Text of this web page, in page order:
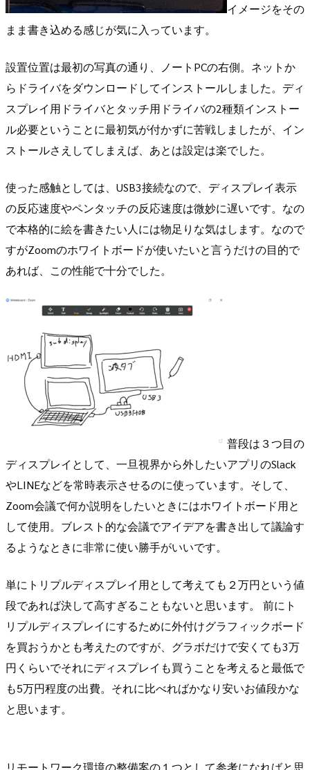
イメージをその
まま書き込める感じが気に入っています。
設置位置は最初の写真の通り、ノートPCの右側。ネットか
らドライバをダウンロードしてインストールしました。ディ
スプレイ用ドライバとタッチ用ドライバの2種類インストー
ル必要ということに最初気が付かずに苦戦しましたが、イン
ストールさえしてしまえば、あとは設定は楽でした。
使った感触としては、USB3接続なので、ディスプレイ表示
の反応速度やペンタッチの反応速度は微妙に遅いです。なの
で本格的に絵を書きたい人には物足りな気はします。なので
すがZoomのホワイトボードが使いたいと言うだけの目的で
あれば、この性能で十分でした。
普段は３つ目の
ディスプレイとして、一旦視界から外したいアプリのSlack
やLINEなどを常時表示させるのに使っています。そして、
Zoom会議で何か説明をしたいときにはホワイトボード用と
して使用。ブレスト的な会議でアイデアを書き出して議論す
るようなときに非常に使い勝手がいいです。
単にトリプルディスプレイ用として考えても２万円という値
段であれば決して高すぎることもないと思います。 前にト
リプルディスプレイにするために外付けグラフィックボード
を買おうかとも考えたのですが、グラボだけで安くても3万
円くらいでそれにディスプレイも買うことを考えると最低で
も5万円程度の出費。それに比べればかなり安いお値段かな
と思います。
リモートワーク環境の整備案の１つとして参考になればと思